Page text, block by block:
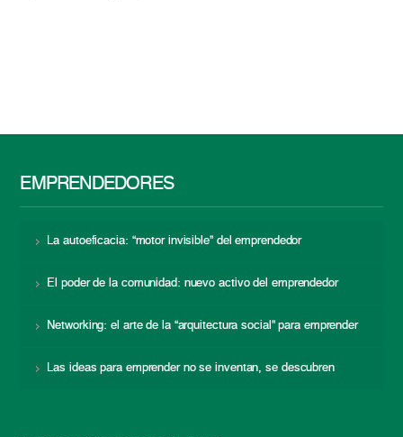
EMPRENDEDORES
La autoeficacia: “motor invisible” del emprendedor
El poder de la comunidad: nuevo activo del emprendedor
Networking: el arte de la “arquitectura social” para emprender
Las ideas para emprender no se inventan, se descubren